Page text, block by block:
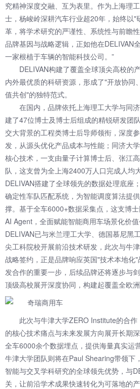
究精神深度交融、互为表里。作为上海理
士，杨峻岭深耕汽车行业超20年，始终以"
革，将学术研究的严谨性、系统性与前瞻
品牌基因与战略逻辑，正如他在DELIVAN
一家根植于车辆的智能科技公司。”
DELIVAN构建了覆盖全球顶尖高校的
内外最优质的科研资源，形成了"开放协同
值共创"的独特范式。
在国内，品牌依托上海理工大学与同
建了47位博士及博士后组成的精锐研发团
交大背景的工程类博士后导师领衔，深度
发，从源头优化产品成本与性能；同济大
核心技术，一支由量子计算博士后、张江
队，这支曾为全上海2400万人口完成人均
DELIVAN搭建了全球领先的数据处理底座
确定性车队匹配系统，为智能调度算法提
撑。基于全车6000+数据采集点，这支博
AI Agent，全面赋能智能商用车场景化价值
DELIVAN已与米兰理工大学、德国慕尼黑
尖工科院校开展前沿技术研发，此次与牛
战略签约，正是品牌响应英国"技术本地化
发合作的重要一步，后续品牌还将逐步与
顶级高校展开深度协同，构建起覆盖全欧洲
此次与牛津大学ZERO Institute的合
的核心技术痛点与未来发展方向展开长期
全车6000余个数据埋点，提供海量真实运
牛津大学团队则将在Paul Shearing带领下
智能与交叉学科研究的全球领先优势，与
关，让前沿学术成果快速转化为可落地的